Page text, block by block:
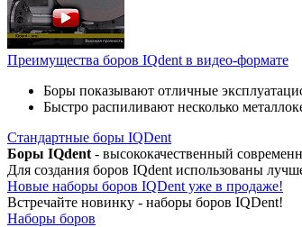
Преимущества боров IQdent в видео-формате
Боры показывают отличные
Быстро распиливают несколько
Стандартные боры IQDent
Боры IQdent - высококачественный
Для создания боров IQdent использованы
Новые наборы боров IQDent уже в продаже!
Встречайте новинку - наборы боров IQDent!
Наборы боров